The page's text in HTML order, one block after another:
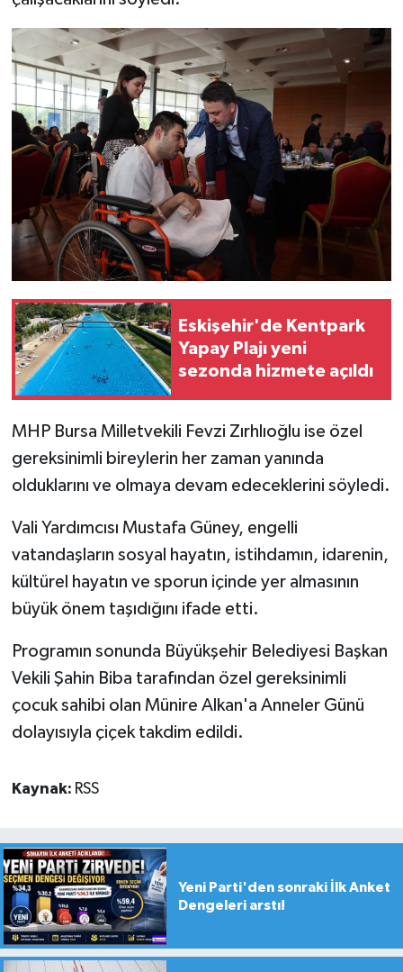
Eskişehir'de Kentpark
Yapay Plajı yeni
sezonda hizmete açıldı
MHP Bursa Milletvekili Fevzi Zırhlıoğlu ise özel
gereksinimli bireylerin her zaman yanında
olduklarını ve olmaya devam edeceklerini söyledi.
Vali Yardımcısı Mustafa Güney, engelli
vatandaşların sosyal hayatın, istihdamın, idarenin,
kültürel hayatın ve sporun içinde yer almasının
büyük önem taşıdığını ifade etti.
Programın sonunda Büyükşehir Belediyesi Başkan
Vekili Şahin Biba tarafından özel gereksinimli
çocuk sahibi olan Münire Alkan'a Anneler Günü
dolayısıyla çiçek takdim edildi.
Kaynak: RSS
Yeni Parti'den sonraki İlk Anket
Dengeleri arstı!